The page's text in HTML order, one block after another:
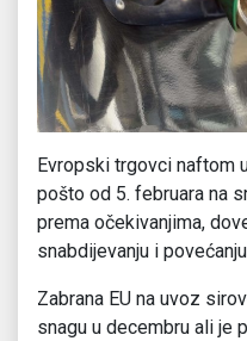
Evropski trgovci naftom
pošto od 5. februara na
prema očekivanjima,
snabdijevanju i
Zabrana EU na uvoz
snagu u decembru ali je